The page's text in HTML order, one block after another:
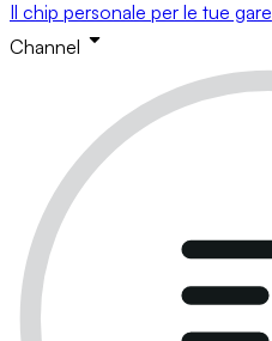
Il chip personale per le tue gare
Channel